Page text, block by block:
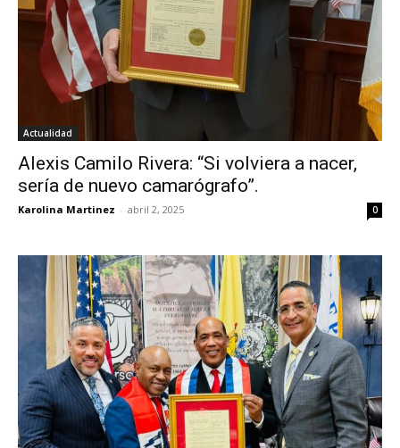
Actualidad
Alexis Camilo Rivera: “Si volviera a nacer,
sería de nuevo camarógrafo”.
Karolina Martinez - abril 2, 2025 0